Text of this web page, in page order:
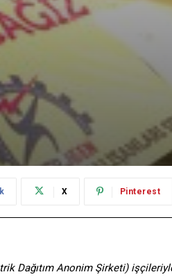
X Pinterest
Dağıtım Anonim Şirketi)